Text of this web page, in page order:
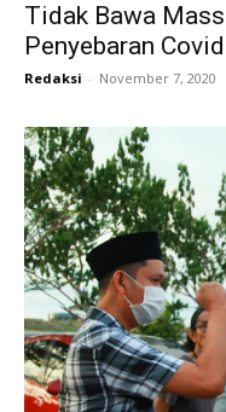
Tidak Bawa
Penyebaran
Redaksi - November 7, 2020